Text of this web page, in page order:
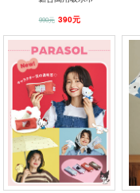
990元 390元